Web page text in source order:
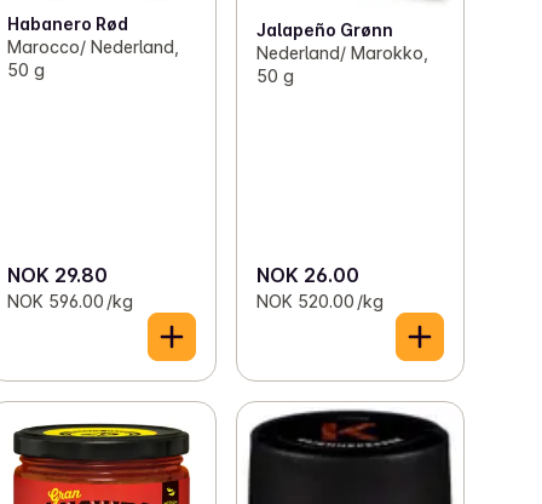
Habanero Rød
Marocco/ Nederland,
50 g
NOK 29.80
NOK 596.00 /kg
Jalapeño Grønn
Nederland/ Marokko,
50 g
NOK 26.00
NOK 520.00 /kg